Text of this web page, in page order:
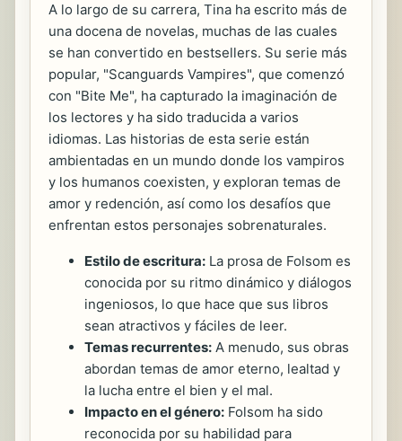
A lo largo de su carrera, Tina ha escrito más de
una docena de novelas, muchas de las cuales
se han convertido en bestsellers. Su serie más
popular, "Scanguards Vampires", que comenzó
con "Bite Me", ha capturado la imaginación de
los lectores y ha sido traducida a varios
idiomas. Las historias de esta serie están
ambientadas en un mundo donde los vampiros
y los humanos coexisten, y exploran temas de
amor y redención, así como los desafíos que
enfrentan estos personajes sobrenaturales.
Estilo de escritura: La prosa de Folsom es
conocida por su ritmo dinámico y diálogos
ingeniosos, lo que hace que sus libros
sean atractivos y fáciles de leer.
Temas recurrentes: A menudo, sus obras
abordan temas de amor eterno, lealtad y
la lucha entre el bien y el mal.
Impacto en el género: Folsom ha sido
reconocida por su habilidad para